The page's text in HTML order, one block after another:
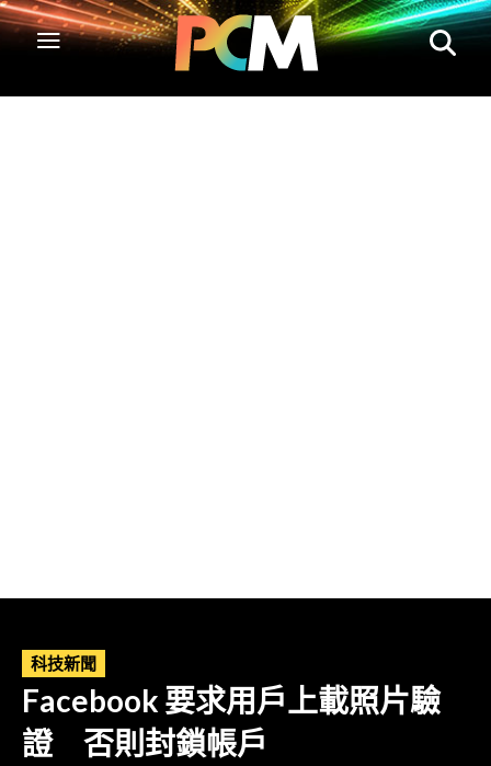
科技新聞
Facebook 要求用戶上載照片驗
證 否則封鎖帳戶